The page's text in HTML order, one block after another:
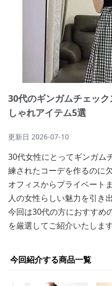
30代のギンガムチェッ
しゃれアイテム5選
更新日 2026-07-10
30代女性にとってギンガム
練されたコーデを作るのに
オフィスからプライベート
人の女性らしい魅力を引き
今回は30代の方におすすめ
を厳選してご紹介いたします
今回紹介する商品一覧